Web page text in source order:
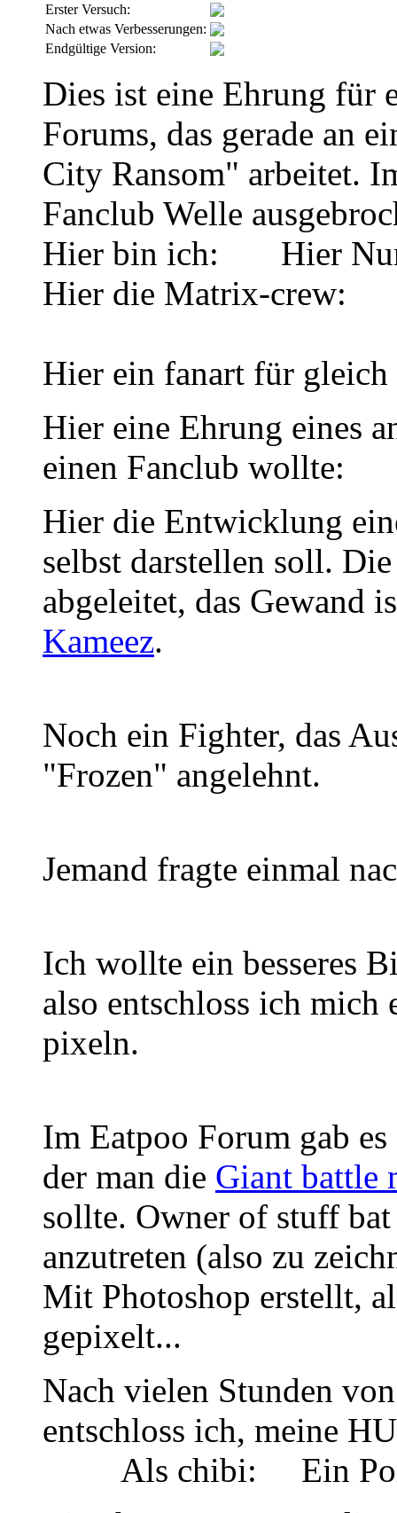
Erster Versuch:
Nach etwas Verbesserungen:
Endgültige Version:
Dies ist eine Ehrung für
Forums, das gerade an
City Ransom" arbeitet.
Fanclub Welle
Hier bin ich:
Hier
Hier die Matrix-crew:
Hier ein fanart für
Hier eine Ehrung eines
einen Fanclub wollte:
Hier die Entwicklung
selbst darstellen soll.
abgeleitet, das Gewand
Kameez.
Noch ein Fighter, das
"Frozen" angelehnt.
Jemand fragte einmal
Ich wollte ein besseres
also entschloss ich mich
pixeln.
Im Eatpoo Forum gab
der man die Giant battle
sollte. Owner of stuff
anzutreten (also zu
Mit Photoshop erstellt,
gepixelt...
Nach vielen Stunden
entschloss ich, meine
Als chibi:
Ein